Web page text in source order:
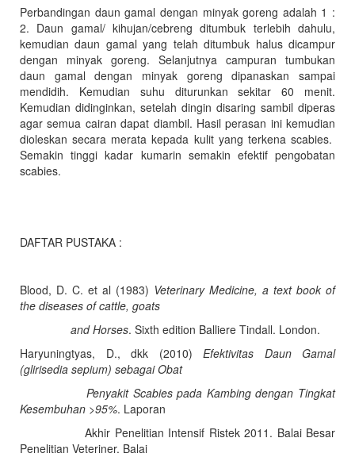
Perbandingan daun gamal dengan minyak goreng adalah 1 :
2. Daun gamal/ kihujan/cebreng ditumbuk terlebih dahulu,
kemudian daun gamal yang telah ditumbuk halus dicampur
dengan minyak goreng. Selanjutnya campuran tumbukan
daun gamal dengan minyak goreng dipanaskan sampai
mendidih. Kemudian suhu diturunkan sekitar 60 menit.
Kemudian didinginkan, setelah dingin disaring sambil diperas
agar semua cairan dapat diambil. Hasil perasan ini kemudian
dioleskan secara merata kepada kulit yang terkena scabies.
Semakin tinggi kadar kumarin semakin efektif pengobatan
scabies.
DAFTAR PUSTAKA :
Blood, D. C. et al (1983) Veterinary Medicine, a text book of
the diseases of cattle, goats
and Horses. Sixth edition Balliere Tindall. London.
Haryuningtyas, D., dkk (2010) Efektivitas Daun Gamal
(glirisedia sepium) sebagai Obat
Penyakit Scabies pada Kambing dengan Tingkat
Kesembuhan >95%. Laporan
Akhir Penelitian Intensif Ristek 2011. Balai Besar
Penelitian Veteriner. Balai